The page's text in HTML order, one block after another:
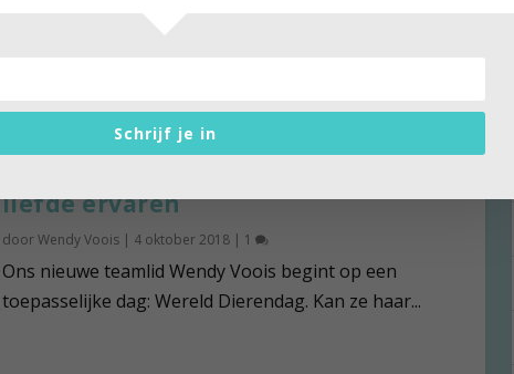
liefde ervaren
doorWendy Voois| 4 oktober 2018| 1
Ons nieuwe teamlid Wendy Voois begint op een
toepasselijke dag: Wereld Dierendag. Kan ze haar...
Schrijf je in